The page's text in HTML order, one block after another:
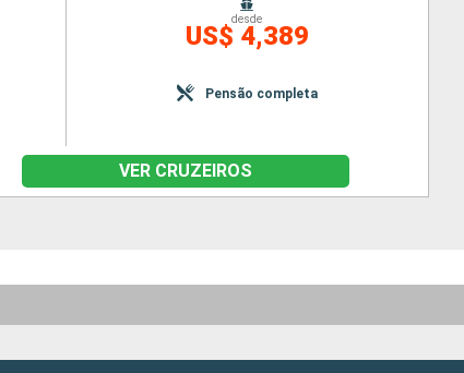
desde
US$ 4,389
Pensão completa
VER CRUZEIROS